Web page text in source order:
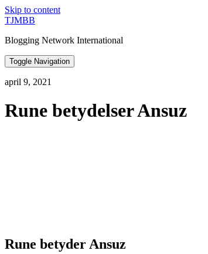
Skip to content
TJMBB
Blogging Network International
Toggle Navigation
april 9, 2021
Rune betydelser Ansuz
Rune betyder Ansuz